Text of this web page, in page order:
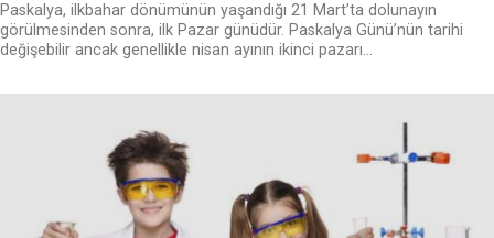
Paskalya, ilkbahar dönümünün yaşandığı 21 Mart’ta dolunayın
görülmesinden sonra, ilk Pazar günüdür. Paskalya Günü’nün tarihi
değişebilir ancak genellikle nisan ayının ikinci pazarı...